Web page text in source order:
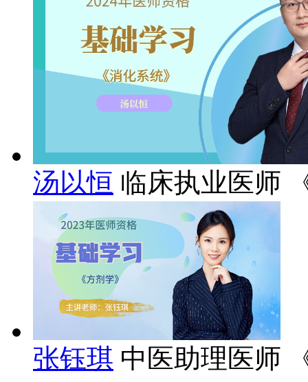
汤以恒 临床执业医师
张钰琪 中医助理医师